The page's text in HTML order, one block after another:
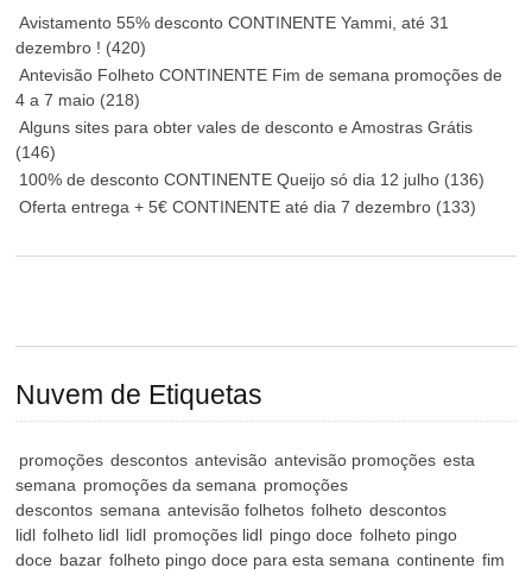
Avistamento 55% desconto CONTINENTE Yammi, até 31
dezembro ! (420)
Antevisão Folheto CONTINENTE Fim de semana promoções de
4 a 7 maio (218)
Alguns sites para obter vales de desconto e Amostras Grátis
(146)
100% de desconto CONTINENTE Queijo só dia 12 julho (136)
Oferta entrega + 5€ CONTINENTE até dia 7 dezembro (133)
Nuvem de Etiquetas
promoções descontos antevisão antevisão promoções esta
semana promoções da semana promoções
descontos semana antevisão folhetos folheto descontos
lidl folheto lidl lidl promoções lidl pingo doce folheto pingo
doce bazar folheto pingo doce para esta semana continente fim